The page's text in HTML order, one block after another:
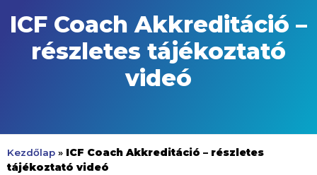
ICF Coach Akkreditáció –
részletes tájékoztató
videó
Kezdőlap » ICF Coach Akkreditáció – részletes
tájékoztató videó